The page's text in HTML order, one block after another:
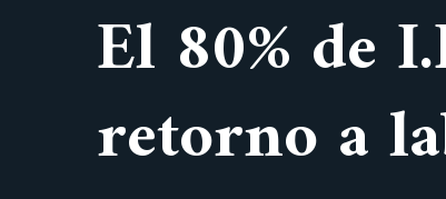
El 80% de
retorno a